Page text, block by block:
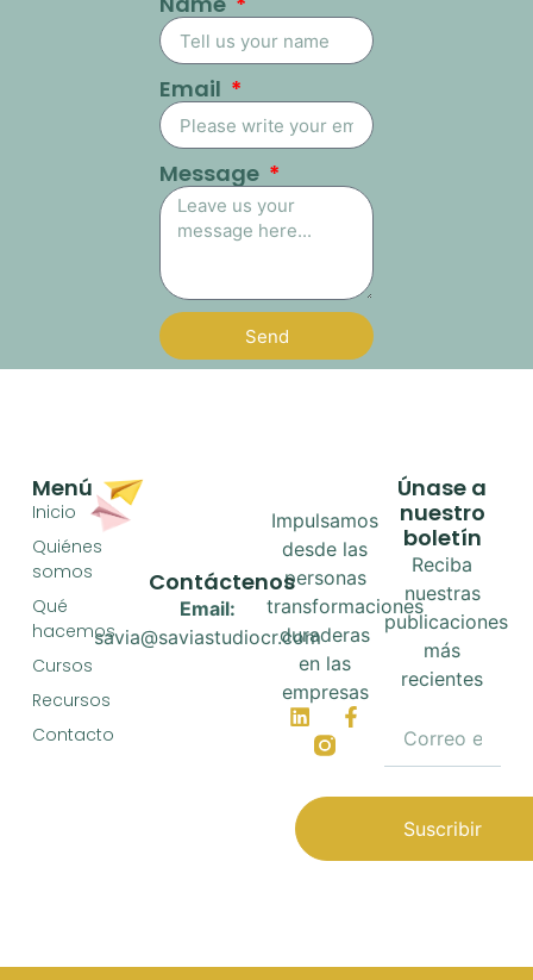
Email
Message
Send
Impulsamos
desde las
personas
transformaciones
duraderas
en las
empresas
Menú
Inicio
Quiénes
somos
Qué
hacemos
Cursos
Recursos
Contacto
Contáctenos
Email:
savia@saviastudiocr.com
Únase a
nuestro
boletín
Reciba
nuestras
publicaciones
más
recientes
Suscribir